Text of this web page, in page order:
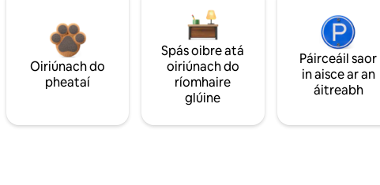
Oiriúnach do
pheataí
Spás oibre atá
oiriúnach do
ríomhaire
glúine
Páirceáil saor
in aisce ar an
áitreabh